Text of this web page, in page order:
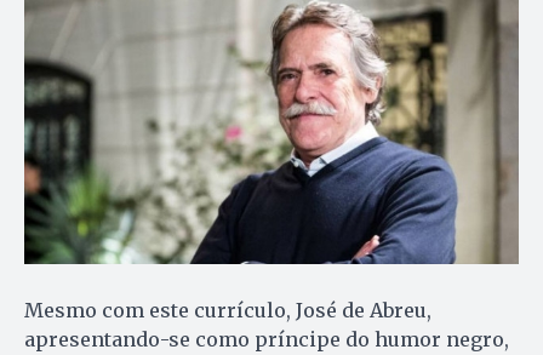
Mesmo com este currículo, José de Abreu,
apresentando-se como príncipe do humor negro,